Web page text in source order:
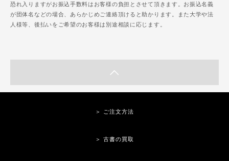
恐れ入りますがお振込手数料はお客様の負担とさせて頂きます。お振込名義
が団体名などの場合、あらかじめご連絡頂けると助かります。また大学や法
人様等、後払いをご希望のお客様は別途相談に応じます。
＞ ご注文方法
＞ 古書の買取